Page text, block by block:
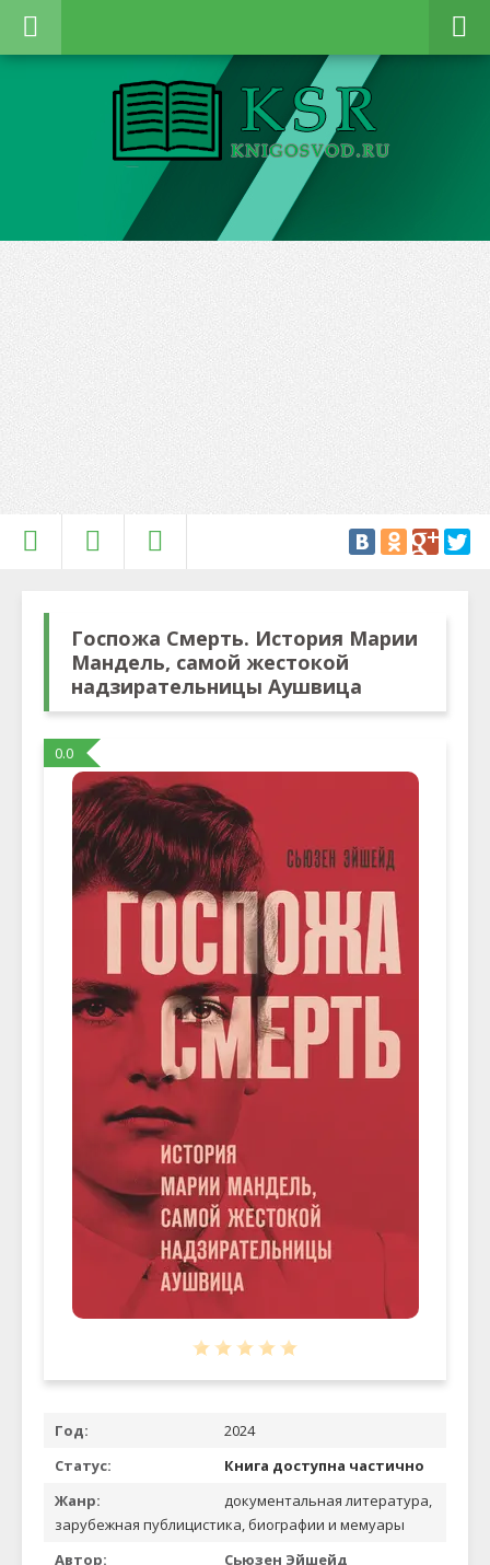
Госпожа Смерть. История Марии
Мандель, самой жестокой
надзирательницы Аушвица
0.0
Год:
2024
Статус:
Книга доступна частично
Жанр:
документальная литература,
зарубежная публицистика, биографии и мемуары
Автор:
Сьюзен Эйшейд